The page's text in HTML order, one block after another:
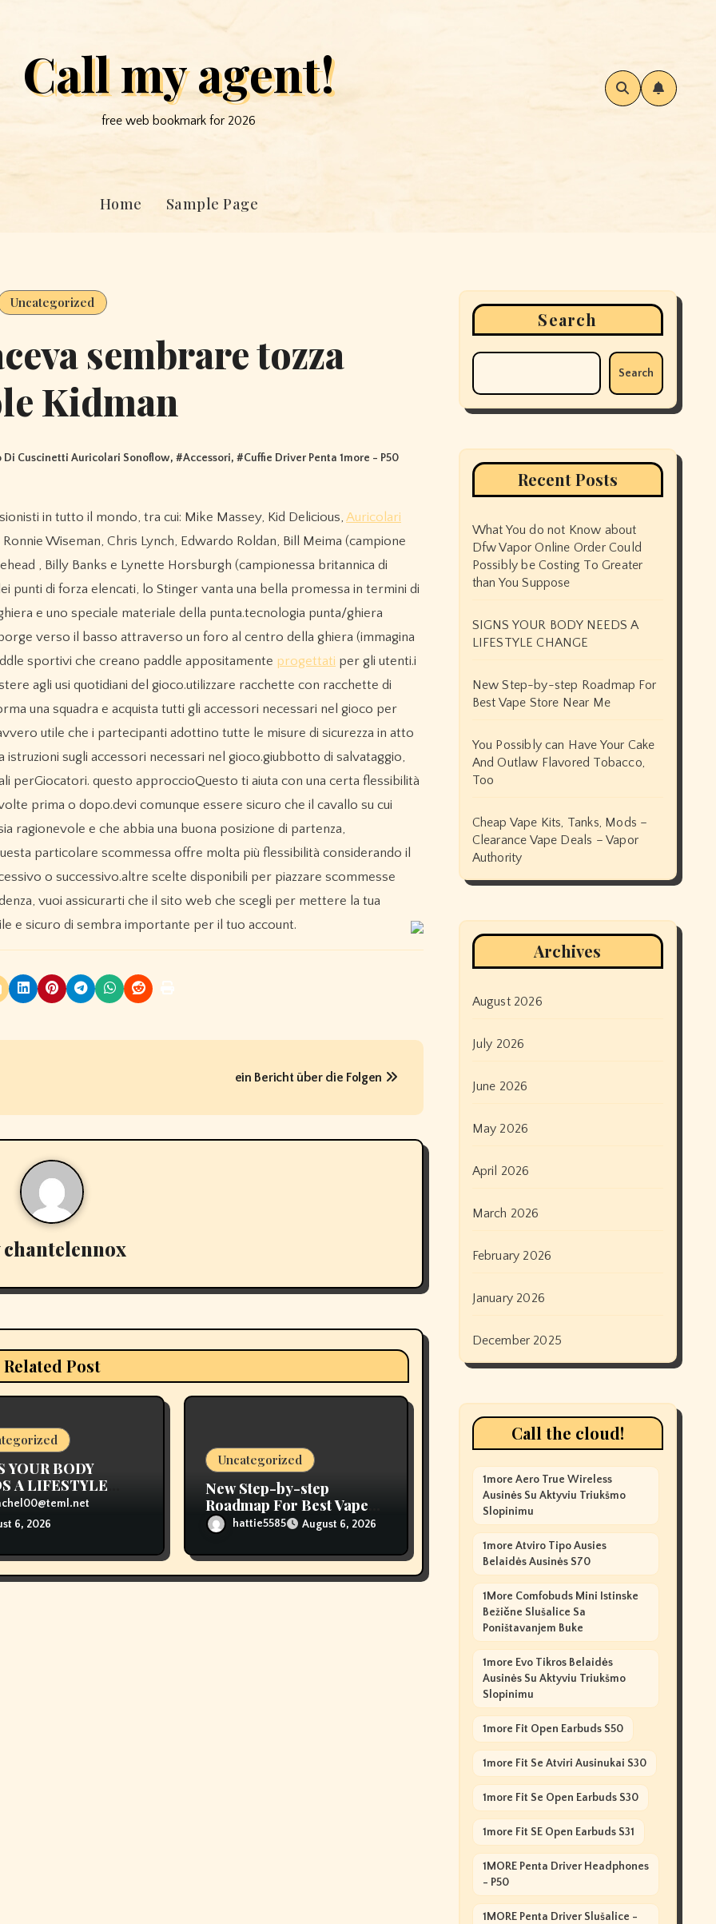
Call my agent!
free web bookmark for 2026
Home Sample Page
Uncategorized
sembrare tozza
Kidman
Di Cuscinetti Auricolari Sonoflow, #Accessori, #Cuffie Driver Penta 1more - P50
in tutto il mondo, tra cui: Mike Massey, Kid Delicious, Auricolari
Wiseman, Chris Lynch, Edwardo Roldan, Bill Meima (campione
, Billy Banks e Lynette Horsburgh (campionessa britannica di
punti di forza elencati, lo Stinger vanta una bella promessa in termini di
e uno speciale materiale della punta.tecnologia punta/ghiera
verso il basso attraverso un foro al centro della ghiera (immagina
sportivi che creano paddle appositamente progettati per gli utenti.i
agli usi quotidiani del gioco.utilizzare racchette con racchette di
una squadra e acquista tutti gli accessori necessari nel gioco per
utile che i partecipanti adottino tutte le misure di sicurezza in atto
sugli accessori necessari nel gioco.giubbotto di salvataggio,
perGiocatori. questo approccioQuesto ti aiuta con una certa flessibilità
prima o dopo.devi comunque essere sicuro che il cavallo su cui
ragionevole e che abbia una buona posizione di partenza,
particolare scommessa offre molta più flessibilità considerando il
o successivo.altre scelte disponibili per piazzare scommesse
vuoi assicurarti che il sito web che scegli per mettere la tua
e sicuro di sembra importante per il tuo account.
ein Bericht über die Folgen
chantelennox
Related Post
YOUR BODY
A LIFESTYLE
6, 2026
Uncategorized
New Step-by-step
Roadmap For Best Vape
Store Near Me
hattie5585 August 6, 2026
Search
Search
Recent Posts
What You do not Know about
Dfw Vapor Online Order Could
Possibly be Costing To Greater
than You Suppose
SIGNS YOUR BODY NEEDS A
LIFESTYLE CHANGE
New Step-by-step Roadmap For
Best Vape Store Near Me
You Possibly can Have Your Cake
And Outlaw Flavored Tobacco,
Too
Cheap Vape Kits, Tanks, Mods –
Clearance Vape Deals – Vapor
Authority
Archives
August 2026
July 2026
June 2026
May 2026
April 2026
March 2026
February 2026
January 2026
December 2025
Call the cloud!
1more Aero True Wireless
Ausinės Su Aktyviu Triukšmo
Slopinimu
1more Atviro Tipo Ausies
Belaidės Ausinės S70
1More Comfobuds Mini Istinske
Bežične Slušalice Sa
Poništavanjem Buke
1more Evo Tikros Belaidės
Ausinės Su Aktyviu Triukšmo
Slopinimu
1more Fit Open Earbuds S50
1more Fit Se Atviri Ausinukai S30
1more Fit Se Open Earbuds S30
1more Fit SE Open Earbuds S31
1MORE Penta Driver Headphones
- P50
1MORE Penta Driver Slušalice -